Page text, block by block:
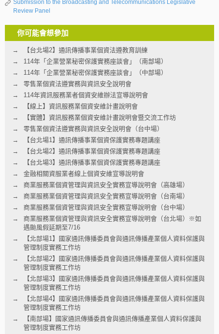
Submission to the Broadcasting and Telecommunications Legislative
Review Panel
你可能會想參加
【台北場2】通訊傳播事業個資法遵教育訓練
114年「企業營業秘密保護實務座談會」（南部場）
114年「企業營業秘密保護實務座談會」（中部場）
零售業個資法遵實務與資訊安全說明會
114年資訊服務業者個資安維辦法宣導說明會
【線上】資訊服務業個資安維計畫說明會
【實體】資訊服務業個資安維計畫說明會暨交流工作坊
零售業個資法遵實務與資訊安全說明會（台中場）
【台北場1】通訊傳播事業個資保護實務專題講座
【台北場2】通訊傳播事業個資保護實務專題講座
【台北場3】通訊傳播事業個資保護實務專題講座
金融相關資服業者線上個資安維宣導說明會
商業服務業個資管理與資訊安全實務宣導說明會（高雄場）
商業服務業個資管理與資訊安全實務宣導說明會（台南場）
商業服務業個資管理與資訊安全實務宣導說明會（台中場）
商業服務業個資管理與資訊安全實務宣導說明會（台北場）※如
遇颱風假延期至7/16
【北部場1】國家通訊傳播委員會與通訊傳播產業個人資料保護與
管理制度實務工作坊
【北部場2】國家通訊傳播委員會與通訊傳播產業個人資料保護與
管理制度實務工作坊
【北部場3】國家通訊傳播委員會與通訊傳播產業個人資料保護與
管理制度實務工作坊
【北部場4】國家通訊傳播委員會與通訊傳播產業個人資料保護與
管理制度實務工作坊
【南部場】國家通訊傳播委員會與通訊傳播產業個人資料保護與
管理制度實務工作坊